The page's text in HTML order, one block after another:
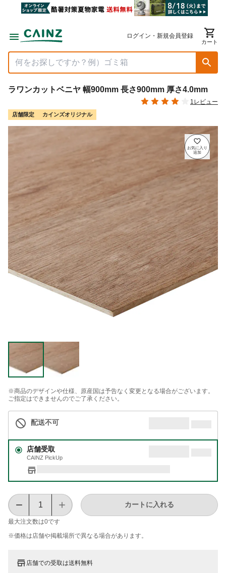
ログイン・新規会員登録
カート
ラワンカットベニヤ 幅900mm 長さ900mm 厚さ4.0mm
1レビュー
店舗限定 カインズオリジナル
※商品のデザインや仕様、原産国は予告なく変更となる場合がございます。
ご指定はできませんのでご了承ください。
配送不可
店舗受取
CAINZ PickUp
最大注文数は0です
カートに入れる
※価格は​店舗や​掲載場所で​異なる​場合が​あります。
店舗での受取は送料無料